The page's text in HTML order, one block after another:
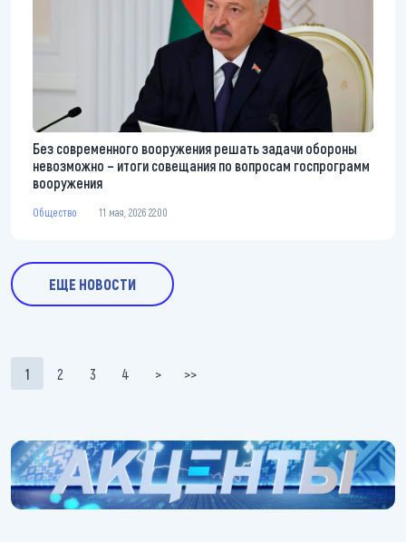
Без современного вооружения решать задачи обороны
невозможно – итоги совещания по вопросам госпрограмм
вооружения
Общество 11 мая, 2026 22:00
Текущая страница
1 Page
2 Page
3 Page
4 Следующая страница
> Последняя страница
>>
ЕЩЕ НОВОСТИ
https://belarus-news.by/akcenty